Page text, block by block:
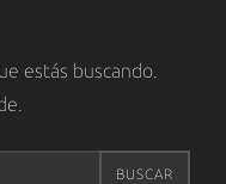
estás buscando.
BUSCAR